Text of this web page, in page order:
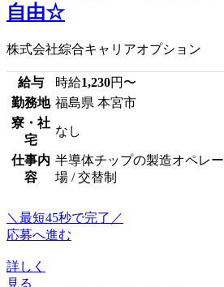
自由☆
株式会社綜合キャリアオプション
給与 時給1,230円〜
勤務地 福島県 本宮市
寮・社
宅
なし
仕事内
容
半導体チップの製造オペレ
場 / 交替制
＼最短45秒で完了／
応募へ進む
詳しく
見る